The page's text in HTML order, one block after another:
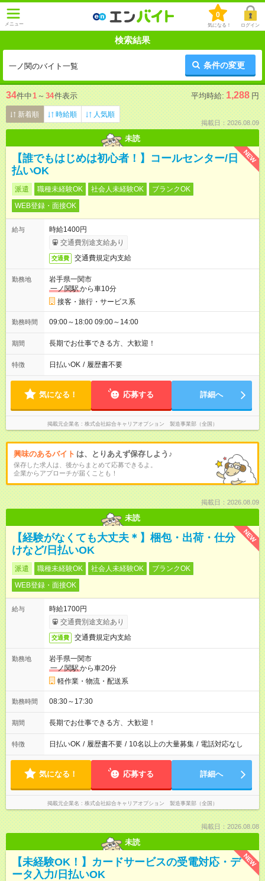
メニュー
0
気になる！ ログイン
検索結果
一ノ関のバイト一覧 条件の変更
34件中1 ～ 34件表示 平均時給: 1,288 円
新着順 時給順 人気順
掲載日：2026.08.09
未読
NEW
【誰でもはじめは初心者！】コールセンター/日
払いOK
派遣 職種未経験OK 社会人未経験OK
ブランクOK
WEB登録・面接OK
給与
時給1400円
交通費別途支給あり
交通費 交通費規定内支給
勤務地
岩手県一関市
一ノ関駅から車10分
接客・旅行・サービス系
勤務時間 09:00～18:00 09:00～14:00
期間 長期でお仕事できる方、大歓迎！
特徴 日払いOK / 履歴書不要
気になる！ 応募する 詳細へ
掲載元企業名 株式会社綜合キャリアオプション 製造事業部（全国）
興味のあるバイト は、とりあえず保存しよう♪
保存した求人は、後からまとめて応募できるよ。
企業からアプローチが届くことも！
掲載日：2026.08.09
未読
NEW
【経験がなくても大丈夫＊】梱包・出荷・仕分
けなど/日払いOK
派遣 職種未経験OK 社会人未経験OK
ブランクOK
WEB登録・面接OK
給与
時給1700円
交通費別途支給あり
交通費 交通費規定内支給
勤務地
岩手県一関市
一ノ関駅から車20分
軽作業・物流・配送系
勤務時間 08:30～17:30
期間 長期でお仕事できる方、大歓迎！
特徴 日払いOK / 履歴書不要 / 10名以上の大量募集 / 電話対応なし
気になる！ 応募する 詳細へ
掲載元企業名 株式会社綜合キャリアオプション 製造事業部（全国）
掲載日：2026.08.08
未読
NEW
【未経験OK！】カードサービスの受電対応・デ
ータ入力/日払いOK